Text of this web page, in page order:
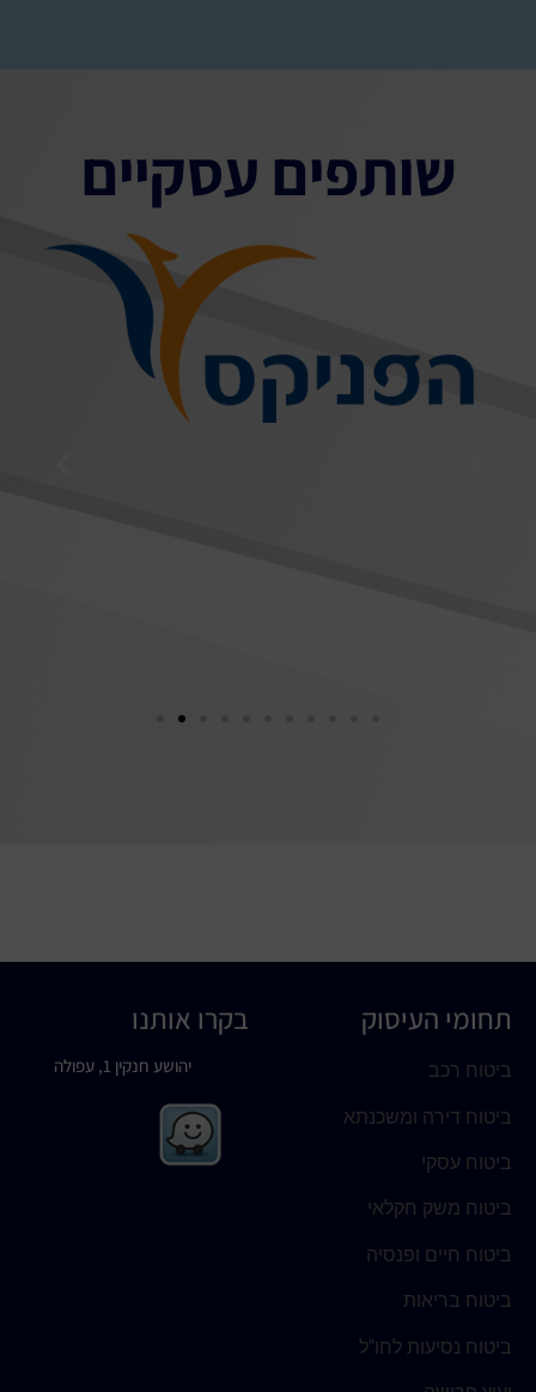
שותפים עסקיים
תחומי העיסוק
ביטוח רכב
ביטוח דירה ומשכנתא
ביטוח עסקי
ביטוח משק חקלאי
ביטוח חיים ופנסיה
ביטוח בריאות
ביטוח נסיעות לחו"ל
בקרו אותנו
יהושע חנקין 1, עפולה